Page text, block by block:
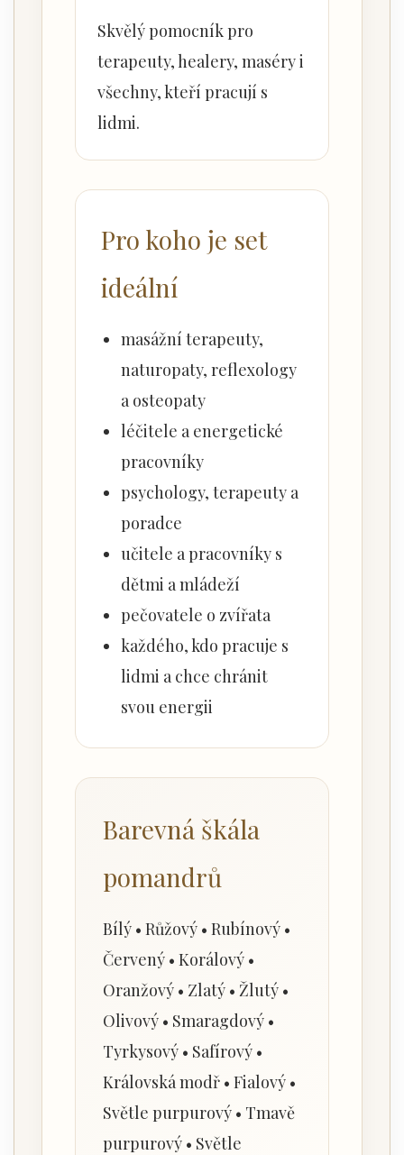
Skvělý pomocník pro
terapeuty, healery, maséry i
všechny, kteří pracují s
lidmi.
Pro koho je set
ideální
masážní terapeuty,
naturopaty, reflexology
a osteopaty
léčitele a energetické
pracovníky
psychology, terapeuty a
poradce
učitele a pracovníky s
dětmi a mládeží
pečovatele o zvířata
každého, kdo pracuje s
lidmi a chce chránit
svou energii
Barevná škála
pomandrů
Bílý • Růžový • Rubínový •
Červený • Korálový •
Oranžový • Zlatý • Žlutý •
Olivový • Smaragdový •
Tyrkysový • Safírový •
Královská modř • Fialový •
Světle purpurový • Tmavě
purpurový • Světle